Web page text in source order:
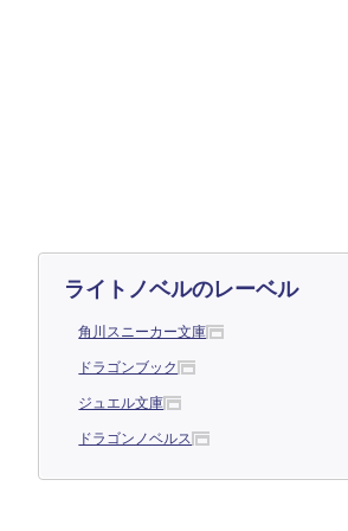
ライトノベルのレーベル
角川スニーカー文庫
ドラゴンブック
ジュエル文庫
ドラゴンノベルス